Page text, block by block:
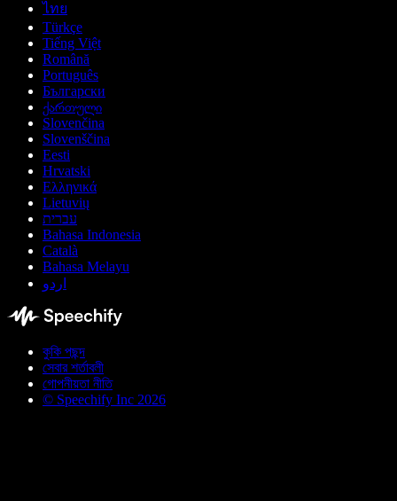
ไทย
Türkçe
Tiếng Việt
Română
Português
Български
ქართული
Slovenčina
Slovenščina
Eesti
Hrvatski
Ελληνικά
Lietuvių
עברית
Bahasa Indonesia
Català
Bahasa Melayu
اردو
কুকি পছন্দ
সেবার শর্তাবলী
গোপনীয়তা নীতি
© Speechify Inc 2026